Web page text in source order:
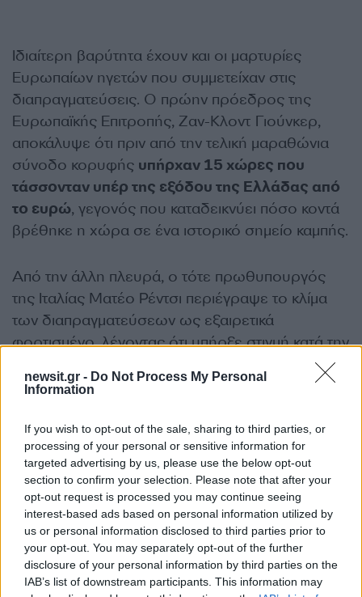
newsit.gr - Do Not Process My Personal
Information
If you wish to opt-out of the sale, sharing to third parties, or
processing of your personal or sensitive information for
targeted advertising by us, please use the below opt-out
section to confirm your selection. Please note that after your
opt-out request is processed you may continue seeing
interest-based ads based on personal information utilized by
us or personal information disclosed to third parties prior to
your opt-out. You may separately opt-out of the further
disclosure of your personal information by third parties on the
IAB’s list of downstream participants. This information may
Ιδιαίτερη βαρύτητα έχουν και οι μαρτυρίες
Ευρωπαίων ηγετών που συμμετείχαν στις
διαπραγματεύσεις. Ο πρώην πρόεδρος της
Ευρωπαϊκής Επιτροπής, Ζαν-Κλοντ Γιούνκερ,
αποκάλυψε ότι πριν από την τελική μαραθώνια
σύνοδο κορυφής υπήρχαν 15 χώρες που
τάσσονταν υπέρ της εξόδου της Ελλάδας από
το ευρώ, γεγονός που καταδεικνύει πόσο κοντά
βρέθηκε η χώρα σε ένα ιστορικό σημείο καμπής.
Από την άλλη πλευρά, ο τότε πρωθυπουργός
της Ιταλίας Ματέο Ρέντσι περιέγραψε το κλίμα
των διαπραγματεύσεων ως εξαιρετικά
φορτισμένο, λέγοντας ότι υπήρξε στιγμή κατά την
οποία πίστεψε πως η Ελλάδα είχε χαθεί οριστικά
από τον ευρωπαϊκό πυρήνα.
«Πίστεψα πως χάσαμε την Ελλάδα. Είπα στους
δικούς μου ότι αυτό είναι μια
τραγωδία»…. «Ρώτησα τη Μέρκελ αν είναι
τελείως ανόητη και το συνεχίζει όλο αυτό» είπε
μεταξύ άλλων στις δηλώσεις του.